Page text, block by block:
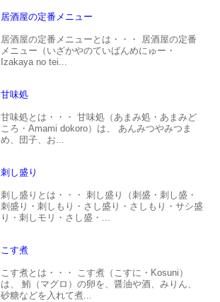
居酒屋の定番メニュー
居酒屋の定番メニューとは・・・ 居酒屋の定番
メニュー（いざかやのていばんめにゅー・
Izakaya no tei...
甘味処
甘味処とは・・・ 甘味処（あまみ処・あまみど
ころ・Amami dokoro）は、 あんみつやみつま
め、団子、お...
刺し盛り
刺し盛りとは・・・ 刺し盛り（刺盛・刺し盛・
刺盛り・刺しもり・さし盛り・さしもり・サシ盛
り・刺しモリ・さし盛・...
こす煮
こす煮とは・・・ こす煮（こすに・Kosuni）
は、 鮪（マグロ）の卵を、醤油や酒、みりん、
砂糖などを入れて煮...